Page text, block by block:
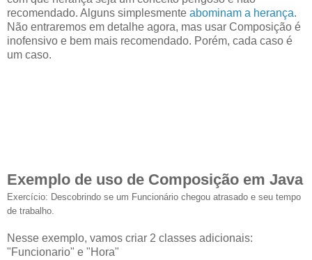
recomendado. Alguns simplesmente abominam a herança.
Não entraremos em detalhe agora, mas usar Composição é
inofensivo e bem mais recomendado. Porém, cada caso é
um caso.
Exemplo de uso de Composição em Java
Exercício: Descobrindo se um Funcionário chegou atrasado e seu tempo
de trabalho.
Nesse exemplo, vamos criar 2 classes adicionais:
"Funcionario" e "Hora"